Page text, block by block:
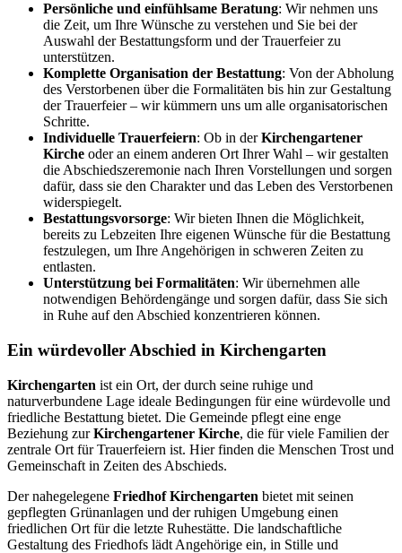
Persönliche und einfühlsame Beratung: Wir nehmen uns
die Zeit, um Ihre Wünsche zu verstehen und Sie bei der
Auswahl der Bestattungsform und der Trauerfeier zu
unterstützen.
Komplette Organisation der Bestattung: Von der Abholung
des Verstorbenen über die Formalitäten bis hin zur Gestaltung
der Trauerfeier – wir kümmern uns um alle organisatorischen
Schritte.
Individuelle Trauerfeiern: Ob in derKirchengartener
Kirche oder an einem anderen Ort Ihrer Wahl – wir gestalten
die Abschiedszeremonie nach Ihren Vorstellungen und sorgen
dafür, dass sie den Charakter und das Leben des Verstorbenen
widerspiegelt.
Bestattungsvorsorge: Wir bieten Ihnen die Möglichkeit,
bereits zu Lebzeiten Ihre eigenen Wünsche für die Bestattung
festzulegen, um Ihre Angehörigen in schweren Zeiten zu
entlasten.
Unterstützung bei Formalitäten: Wir übernehmen alle
notwendigen Behördengänge und sorgen dafür, dass Sie sich
in Ruhe auf den Abschied konzentrieren können.
Ein würdevoller Abschied in Kirchengarten
Kirchengarten ist ein Ort, der durch seine ruhige und
naturverbundene Lage ideale Bedingungen für eine würdevolle und
friedliche Bestattung bietet. Die Gemeinde pflegt eine enge
Beziehung zurKirchengartener Kirche, die für viele Familien der
zentrale Ort für Trauerfeiern ist. Hier finden die Menschen Trost und
Gemeinschaft in Zeiten des Abschieds.
Der nahegelegene Friedhof Kirchengarten bietet mit seinen
gepflegten Grünanlagen und der ruhigen Umgebung einen
friedlichen Ort für die letzte Ruhestätte. Die landschaftliche
Gestaltung des Friedhofs lädt Angehörige ein, in Stille und